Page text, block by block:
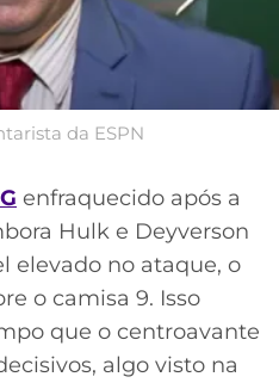
da ESPN
enfraquecido após a
Hulk e Deyverson
elevado no ataque, o
o camisa 9. Isso
que o centroavante
algo visto na